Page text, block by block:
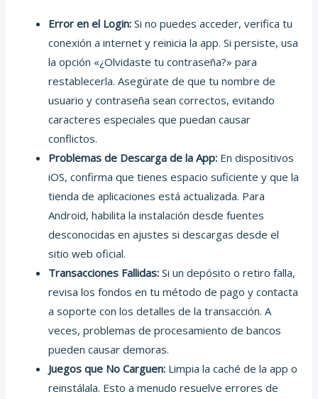
Error en el Login: Si no puedes acceder, verifica tu
conexión a internet y reinicia la app. Si persiste, usa
la opción «¿Olvidaste tu contraseña?» para
restablecerla. Asegúrate de que tu nombre de
usuario y contraseña sean correctos, evitando
caracteres especiales que puedan causar
conflictos.
Problemas de Descarga de la App: En dispositivos
iOS, confirma que tienes espacio suficiente y que la
tienda de aplicaciones está actualizada. Para
Android, habilita la instalación desde fuentes
desconocidas en ajustes si descargas desde el
sitio web oficial.
Transacciones Fallidas: Si un depósito o retiro falla,
revisa los fondos en tu método de pago y contacta
a soporte con los detalles de la transacción. A
veces, problemas de procesamiento de bancos
pueden causar demoras.
Juegos que No Carguen: Limpia la caché de la app o
reinstálala. Esto a menudo resuelve errores de